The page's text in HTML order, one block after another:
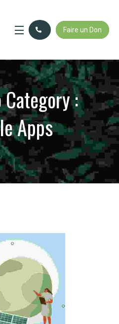
Faire un Don
:
Apps